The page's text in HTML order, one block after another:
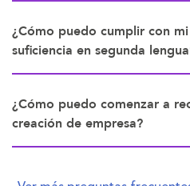
¿Cómo puedo cumplir con
suficiencia en segunda
¿Cómo puedo comenzar a
creación de empresa?